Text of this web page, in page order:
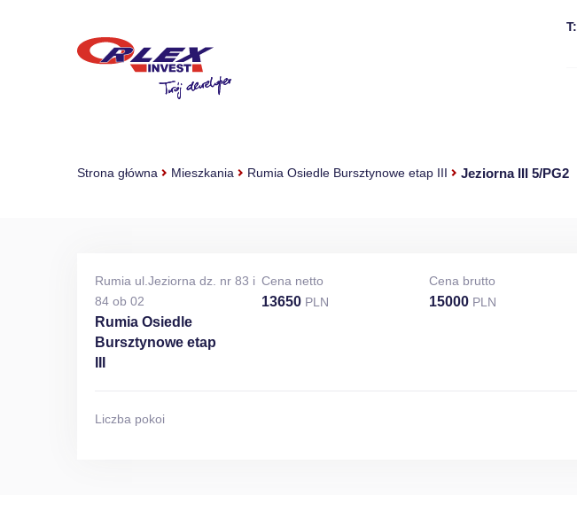
T:
Strona główna Mieszkania Rumia Osiedle Bursztynowe etap III Jeziorna III 5/PG2
Rumia ul.Jeziorna dz. nr 83 i
84 ob 02
Rumia Osiedle
Bursztynowe etap
Cena netto
13650 PLN
Cena brutto
15000PLN
Liczba pokoi